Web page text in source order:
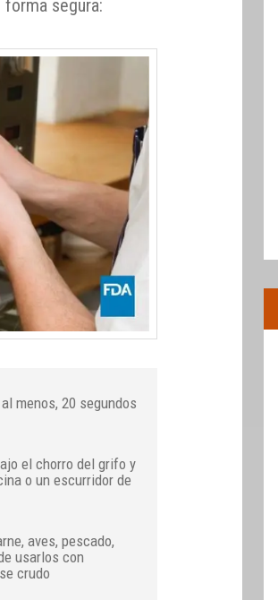
segura:
menos, 20 segundos
el chorro del grifo y
o un escurridor de
aves, pescado,
usarlos con
crudo